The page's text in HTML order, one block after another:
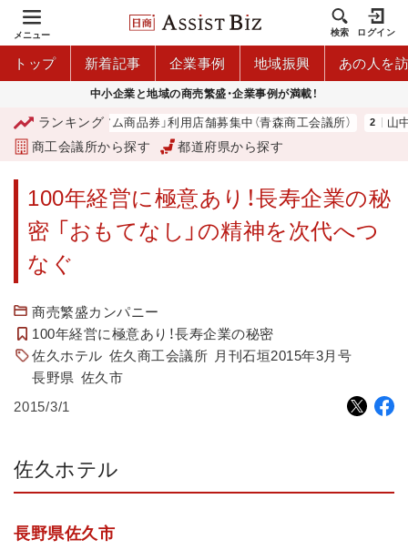
メニュー 検索 ログイン
トップ 新着記事 企業事例 地域振興 あの人を
中小企業と地域の商売繁盛・企業事例が満載！
ランキング
森市プレミアム商品券」利用店舗募集中（青森商工会議所） 山中伸弥
商工会議所から探す 都道府県から探す
100年経営に極意あり！長寿企業の秘
密 「おもてなし」の精神を次代へつ
なぐ
商売繁盛カンパニー
100年経営に極意あり！長寿企業の秘密
佐久ホテル 佐久商工会議所 月刊石垣2015年3月号
長野県 佐久市
2015/3/1
佐久ホテル
長野県佐久市